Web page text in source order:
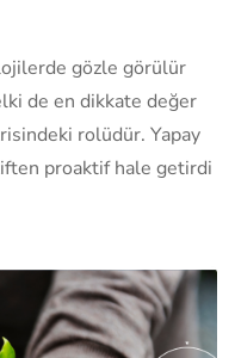
gözle görülür
de en dikkate değer
rolüdür. Yapay
proaktif hale getirdi